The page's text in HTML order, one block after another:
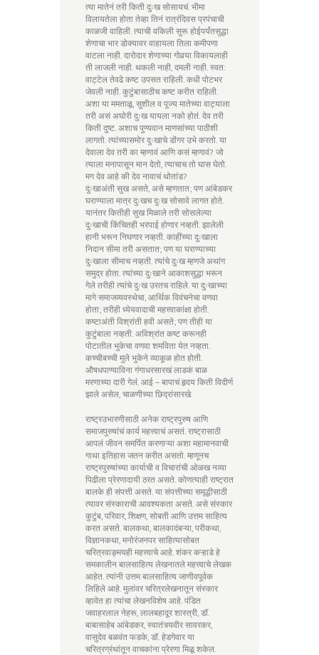
त्या मातेनं तरी किती दुःख सोसायचं. भीमा
विलायतेला होता तेव्हा तिनं रात्रंदिवस प्रपंचाची
काळजी वाहिली. त्याची वकिली सुरू होईपर्यंतसुद्धा
शेणाचा भार डोक्यावर वाहायला तिला कमीपणा
वाटला नाही. दारोदार शेणाच्या गोवर्‍या विकायलाही
ती लाजली नाही. थकली नाही, दमली नाही. स्वत:
वाट्टेल तेवढे कष्ट उपसत राहिली. कधी पोटभर
जेवली नाही. कुटुंबासाठीच कष्ट करीत राहिली.
अशा या ममताळू, सुशील व पूज्य मातेच्या वाट्याला
तरी असं अघोरी दुःख यायला नको होतं. देव तरी
किती दुष्ट. अशाच पुण्यवान माणसांच्या पाठीशी
लागतो. त्यांच्यासमोर दुःखाचे डोंगर उभे करतो. या
देवाला देव तरी का म्हणावं आणि कसं म्हणावं? जो
त्याला मनापासून मान देतो, त्याचाच तो घास घेतो.
मग देव आहे की देव नावाचं थोतांड?
दुःखाअंती सुख असते, असे म्हणतात; पण आंबेडकर
घराण्याला मात्र दुःखच दुःख सोसावे लागत होते.
यानंतर कितीही सुख मिळाले तरी सोसलेल्या
दुःखाची किंचितही भरपाई होणार नव्हती. झालेली
हानी भरून निघणार नव्हती. काहींच्या दुःखाला
निदान सीमा तरी असतात; पण या घराण्याच्या
दुःखाला सीमाच नव्हती. त्यांचे दुःख म्हणजे अथांग
समुद्र होता. त्यांच्या दुःखाने आकाशसुद्धा भरून
गेले तरीही त्यांचे दुःख उरतच राहिले. या दुःखाच्या
मागे समाजव्यवस्थेचा, आर्थिक विवंचनेचा वणवा
होता; तरीही ध्येयवादाची महत्त्वाकांक्षा होती.
कष्टाअंती विश्रांती हवी असते; पण तीही या
कुटुंबाला नव्हती. अविश्रांत कष्ट करूनही
पोटातील भुकेचा वणवा शमविता येत नव्हता.
कच्चीबच्ची मुले भुकेने व्याकूळ होत होती.
औषधपाण्याविना गंगाधरसारखं लाडकं बाळ
मरणाच्या दारी गेलं. आई – बापाचं हृदय किती विदीर्ण
झाले असेल, चाळणीच्या छिद्रांसारखे.
राष्ट्रउभारणीसाठी अनेक राष्ट्रपुरुष आणि
समाजपुरुषांचं कार्य महत्त्वाचं असतं. राष्ट्रासाठी
आपलं जीवन समर्पित करणाऱ्या अशा महामानवाची
गाथा इतिहास जतन करीत असतो. म्हणूनच
राष्ट्रपुरुषांच्या कार्याची व विचारांची ओळख नव्या
पिढीला प्रेरणादायी ठरत असते. कोणत्याही राष्ट्रात
बालके ही संपत्ती असते. या संपत्तीच्या समृद्धीसाठी
त्यावर संस्काराची आवश्यकता असते. असे संस्कार
कुटुंब, परिवार, शिक्षण, सोबती आणि उत्तम साहित्य
करत असते. बालकथा, बालकादंबऱ्या, परीकथा,
विज्ञानकथा, मनोरंजनपर साहित्यासोबत
चरित्रवाङ्मयही महत्त्वाचे आहे. शंकर कऱ्हाडे हे
समकालीन बालसाहित्य लेखनातले महत्त्वाचे लेखक
आहेत. त्यांनी उत्तम बालसाहित्य जाणीवपूर्वक
लिहिले आहे. मुलांवर चरित्रलेखनातून संस्कार
व्हावेत हा त्यांचा लेखनविशेष आहे. पंडित
जवाहरलाल नेहरू, लालबहादूर शास्त्री, डॉ.
बाबासाहेब आंबेडकर, स्वातंत्र्यवीर सावरकर,
वासुदेव बळवंत फडके, डॉ. हेडगेवार या
चरित्रग्रंथांतून वाचकांना प्रेरणा मिळू शकेल.